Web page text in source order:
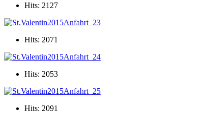
Hits: 2127
Hits: 2071
Hits: 2053
Hits: 2091